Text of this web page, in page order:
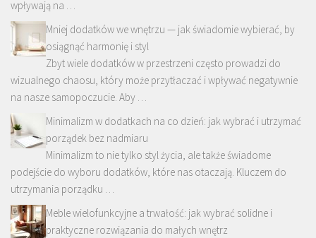
wpływają na …
Mniej dodatków we wnętrzu — jak świadomie wybierać, by
osiągnąć harmonię i styl
Zbyt wiele dodatków w przestrzeni często prowadzi do
wizualnego chaosu, który może przytłaczać i wpływać negatywnie
na nasze samopoczucie. Aby …
Minimalizm w dodatkach na co dzień: jak wybrać i utrzymać
porządek bez nadmiaru
Minimalizm to nie tylko styl życia, ale także świadome
podejście do wyboru dodatków, które nas otaczają. Kluczem do
utrzymania porządku …
Meble wielofunkcyjne a trwałość: jak wybrać solidne i
praktyczne rozwiązania do małych wnętrz